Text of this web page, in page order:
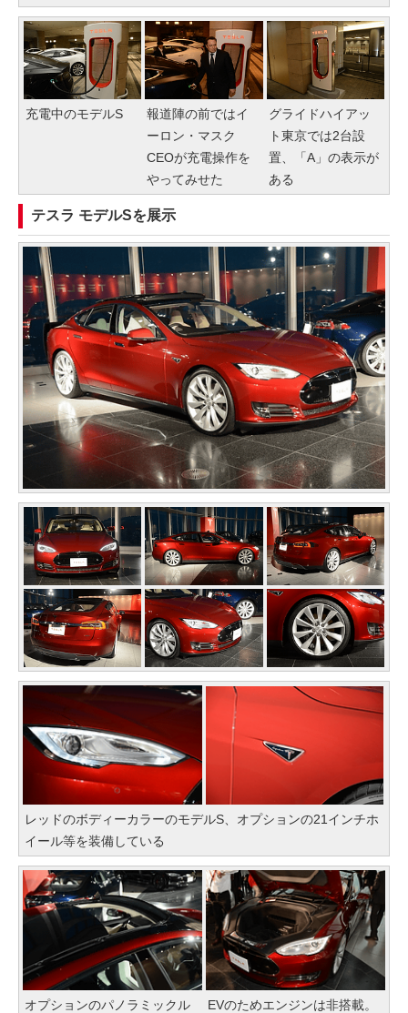
充電中のモデルS
報道陣の前ではイ
ーロン・マスク
CEOが充電操作を
やってみせた
グライドハイアッ
ト東京では2台設
置、「A」の表示が
ある
テスラ モデルSを展示
レッドのボディーカラーのモデルS、オプションの21インチホ
イール等を装備している
オプションのパノラミックル
EVのためエンジンは非搭載。